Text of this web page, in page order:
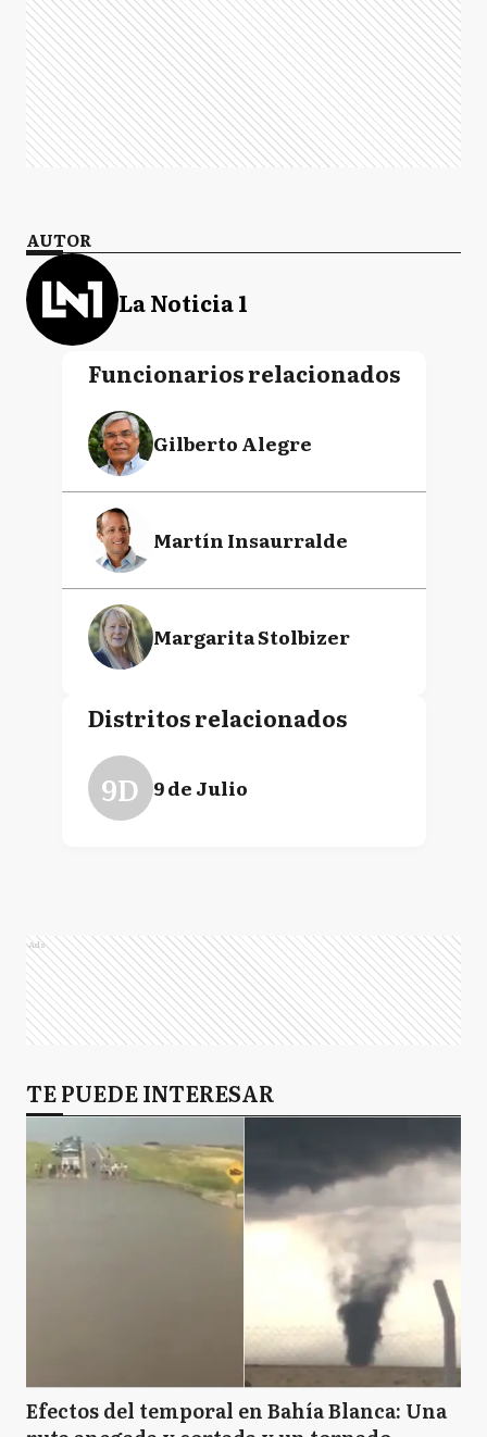
AUTOR
La Noticia 1
Funcionarios relacionados
Gilberto Alegre
Martín Insaurralde
Margarita Stolbizer
Distritos relacionados
9D 9 de Julio
Ads
TE PUEDE INTERESAR
Efectos del temporal en Bahía Blanca: Una